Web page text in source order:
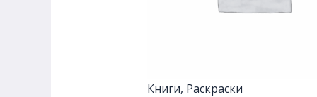
Книги, Раскраски